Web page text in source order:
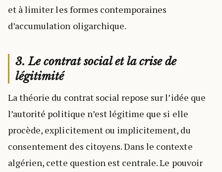
et à limiter les formes contemporaines
d’accumulation oligarchique.
3. Le contrat social et la crise de
légitimité
La théorie du contrat social repose sur l’idée que
l’autorité politique n’est légitime que si elle
procède, explicitement ou implicitement, du
consentement des citoyens. Dans le contexte
algérien, cette question est centrale. Le pouvoir